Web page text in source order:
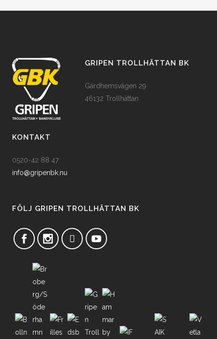
GRIPEN TROLLHÄTTAN BK
Gärdhemsvägen 29
46132 Trollhättan
KONTAKT
0520-42 88 47
info@gripenbk.nu
FÖLJ GRIPEN TROLLHÄTTAN BK